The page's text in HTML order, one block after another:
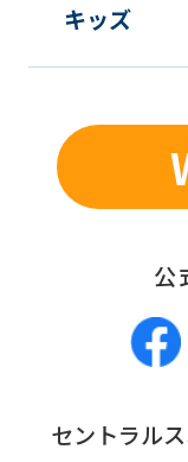
キッズ
公
セントラル